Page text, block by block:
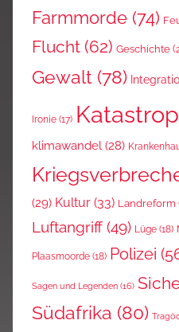
Farmmorde (74)
Flucht (62) Geschichte
Gewalt (78)
Ironie (17)
klimawandel (28)
(29) Kultur (33) Landreform
Luftangriff (49) Lüge (18)
Plaasmoorde (18) Polizei
Sagen und Legenden (16)
Südafrika (80)